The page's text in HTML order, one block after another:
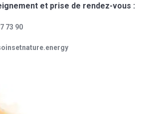
et prise de rendez-vous :
73 90